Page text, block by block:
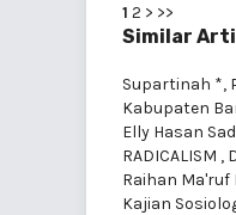
1 2 > >>
Similar
Supartinah *,
Kabupaten
Elly Hasan
RADICALISM ,
Raihan Ma'ruf
Kajian